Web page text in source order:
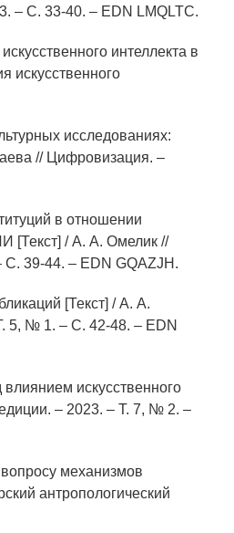
– С. 33-40. – EDN LMQLTC.
интеллекта в
искусственного
исследованиях:
// Цифровизация. –
в отношении
[Текст] / А. А. Омелик //
С. 39-44. – EDN GQAZJH.
[Текст] / А. А.
5, № 1. – С. 42-48. – EDN
искусственного
– 2023. – Т. 7, № 2. –
механизмов
антропологический